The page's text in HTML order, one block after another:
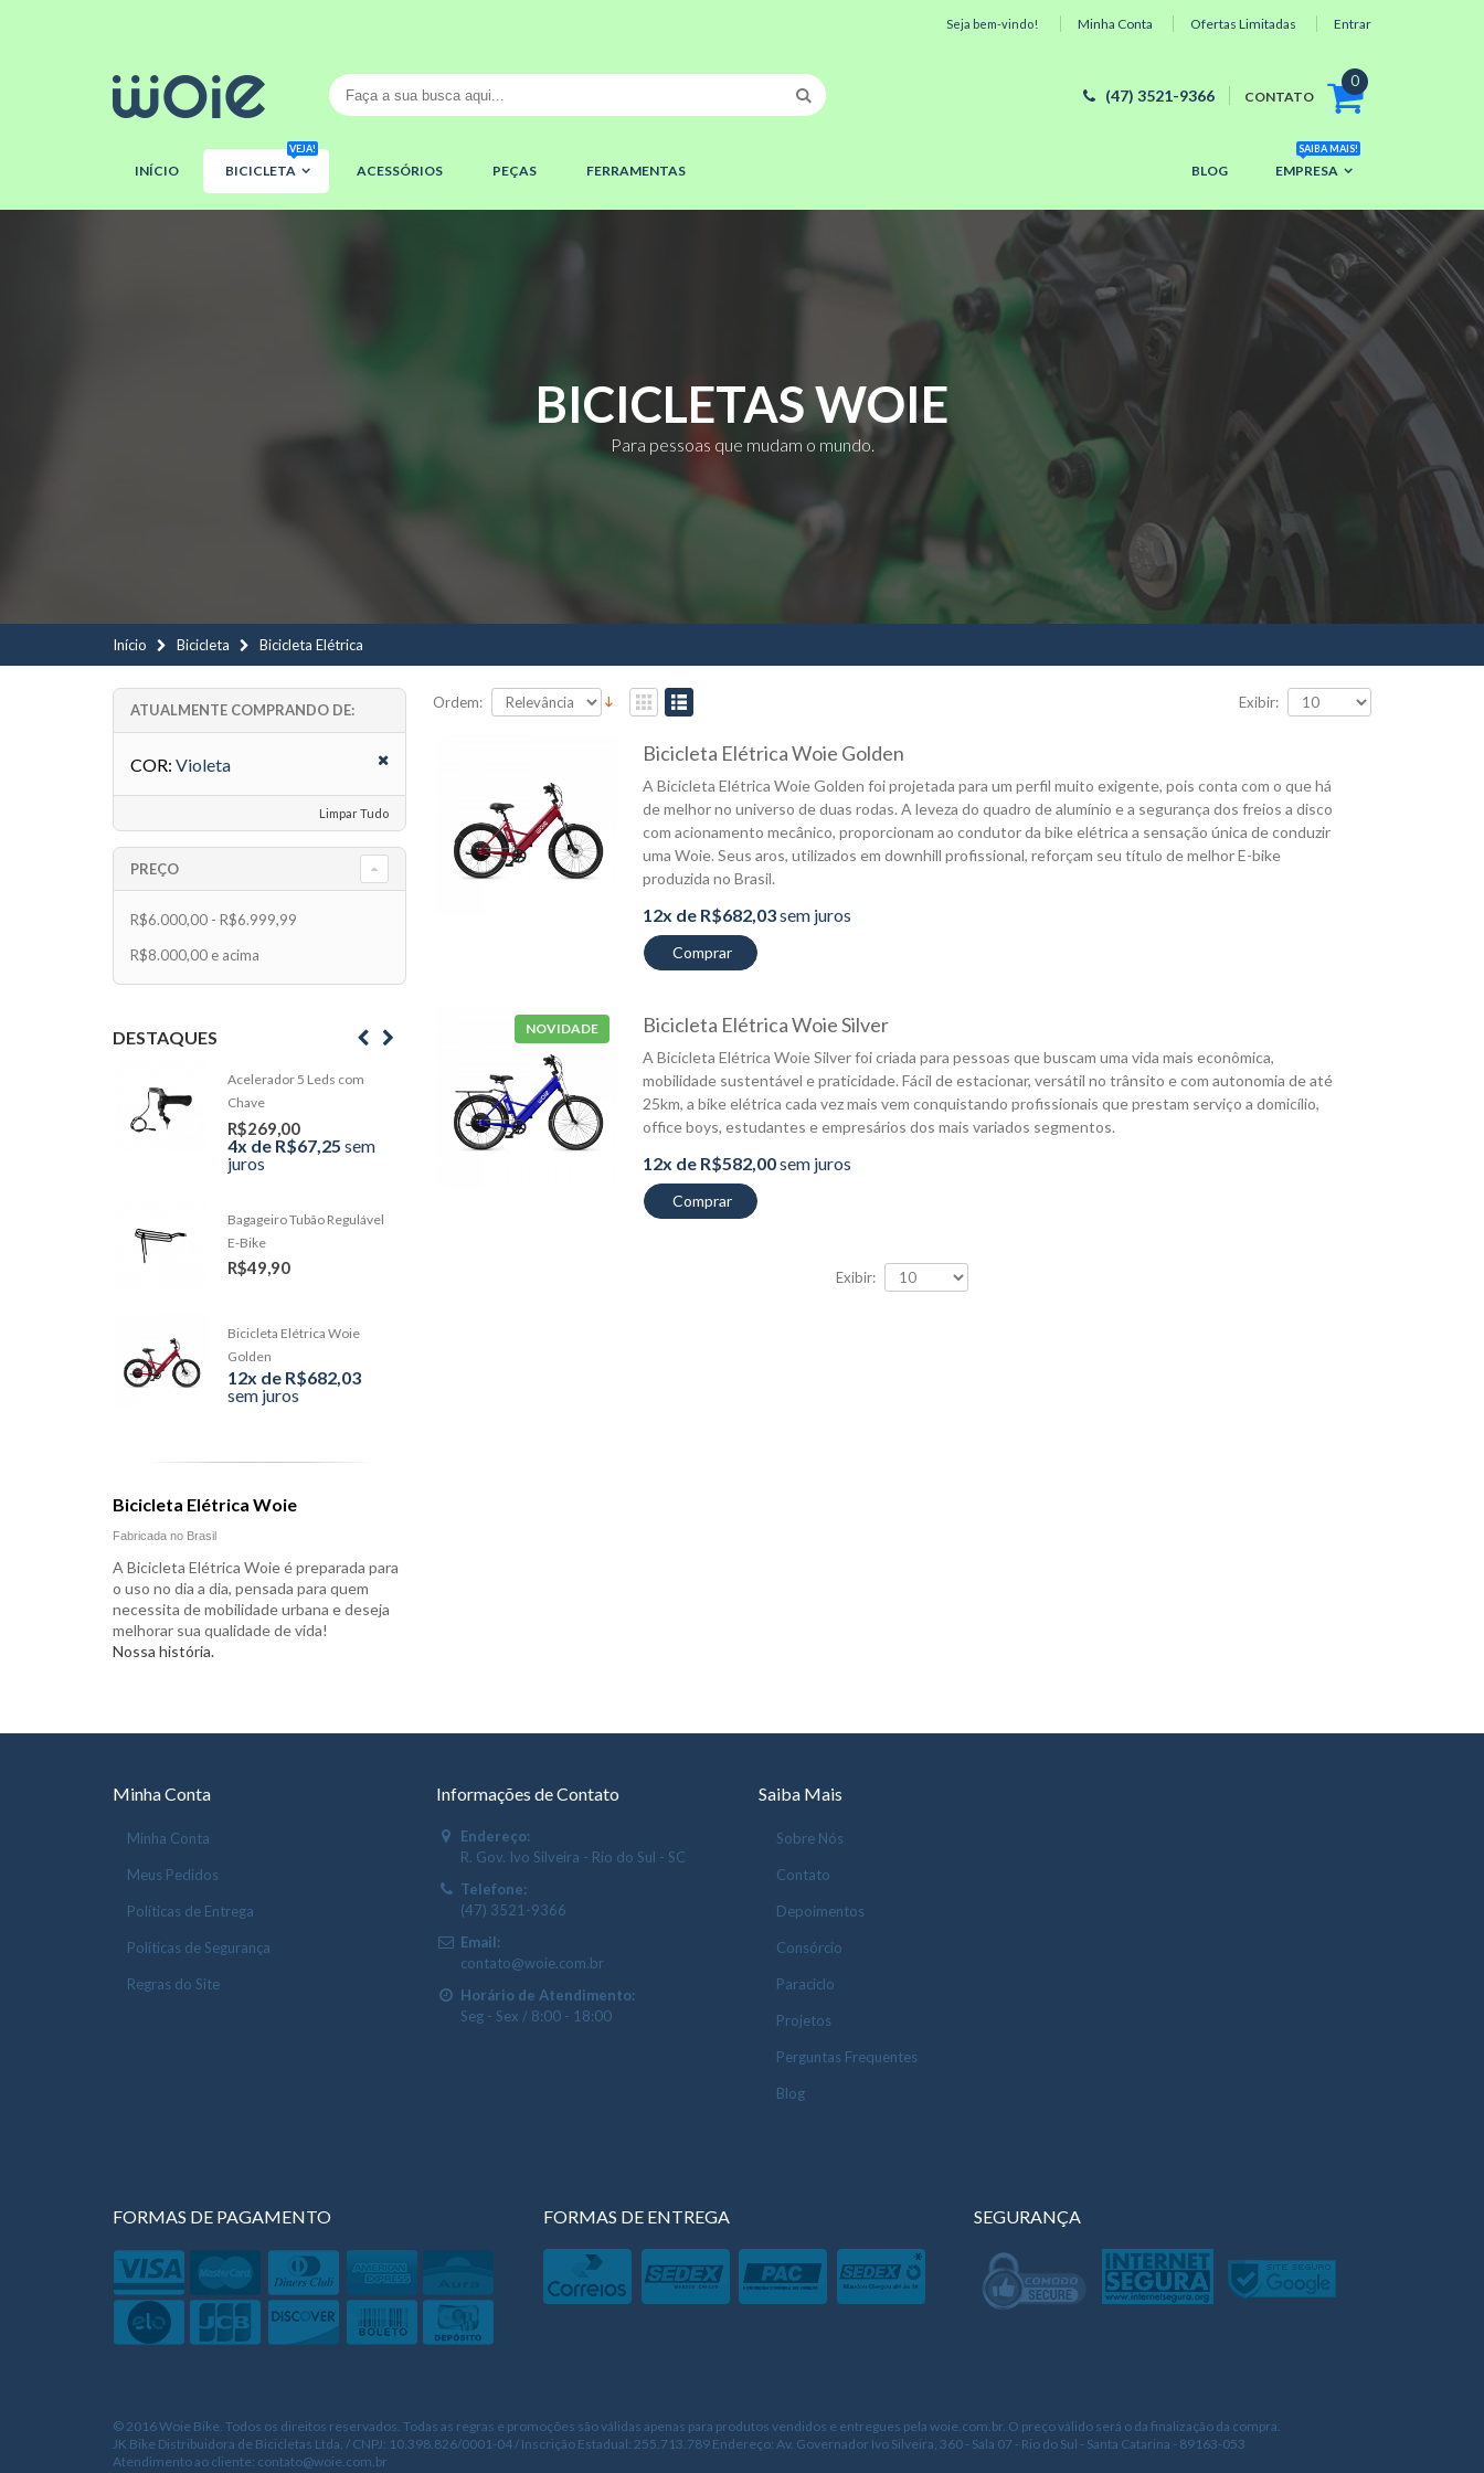
Minha Conta Ofertas Limitadas Entrar
Seja bem-vindo!
(47) 3521-9366 CONTATO
0
INÍCIO BICICLETA
VEJA!
ACESSÓRIOS PEÇAS FERRAMENTAS EMPRESA
SAIBA MAIS!
BLOG
BICICLETASWOIE
Para pessoas que mudam o mundo.
Início Bicicleta Bicicleta Elétrica
Ordem: Exibir:
Bicicleta Elétrica Woie Golden
A Bicicleta Elétrica Woie Golden foi projetada para um perfil muito exigente, pois conta com o que há
de melhor no universo de duas rodas. A leveza do quadro de alumínio e a segurança dos freios a disco
com acionamento mecânico, proporcionam ao condutor da bike elétrica a sensação única de conduzir
uma Woie. Seus aros, utilizados em downhill profissional, reforçam seu título de melhor E-bike
produzida no Brasil.
12x de R$682,03sem juros
Comprar
NOVIDADE Bicicleta Elétrica Woie Silver
A Bicicleta Elétrica Woie Silver foi criada para pessoas que buscam uma vida mais econômica,
mobilidade sustentável e praticidade. Fácil de estacionar, versátil no trânsito e com autonomia de até
25km, a bike elétrica cada vez mais vem conquistando profissionais que prestam serviço a domicílio,
office boys, estudantes e empresários dos mais variados segmentos.
12x de R$582,00sem juros
Comprar
Exibir:
ATUALMENTE COMPRANDO DE:
COR: Violeta
Limpar Tudo
PREÇO
R$6.000,00 - R$6.999,99
R$8.000,00 e acima
DESTAQUES
Acelerador 5 Leds com
Chave
R$269,00
4x de R$67,25 sem
juros
Bagageiro Tubão Regulável
E-Bike
R$49,90
Bicicleta Elétrica Woie
Golden
12x de R$682,03
sem juros
Cabo Motor/Eixo E-Bike
R$98,90
Bicicleta Elétrica Woie
Bicicleta Elétrica Woie
Fabricada no Brasil
A Bicicleta Elétrica Woie é preparada para
o uso no dia a dia, pensada para quem
necessita de mobilidade urbana e deseja
melhorar sua qualidade de vida!
Nossa história.
Minha Conta
Minha Conta
Meus Pedidos
Políticas de Entrega
Políticas de Segurança
Regras do Site
Informações de Contato
Endereço:
R. Gov. Ivo Silveira - Rio do Sul - SC
Telefone:
(47) 3521-9366
Email:
contato@woie.com.br
Horário de Atendimento:
Seg - Sex / 8:00 - 18:00
Saiba Mais
Sobre Nós
Contato
Depoimentos
Consórcio
Paraciclo
Projetos
Perguntas Frequentes
Blog
FORMAS DE PAGAMENTO FORMAS DE ENTREGA SEGURANÇA
© 2016 Woie Bike. Todos os direitos reservados. Todas as regras e promoções são válidas apenas para produtos vendidos e entregues pela woie.com.br. O preço válido será o da finalização da compra.
JK Bike Distribuidora de Bicicletas Ltda. / CNPJ: 10.398.826/0001-04 / Inscrição Estadual: 255.713.789 Endereço: Av. Governador Ivo Silveira, 360 - Sala 07 - Rio do Sul - Santa Catarina - 89163-053
Atendimento ao cliente: contato@woie.com.br